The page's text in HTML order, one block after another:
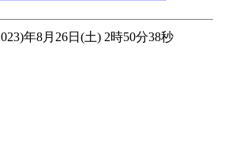
年8月26日(土) 2時50分38秒